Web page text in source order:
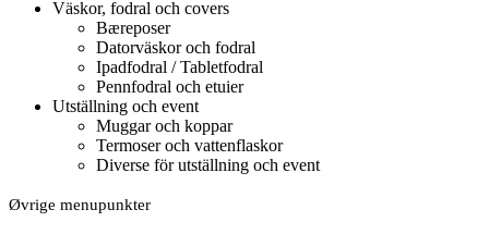
Väskor, fodral och covers
Bæreposer
Datorväskor och fodral
Ipadfodral / Tabletfodral
Pennfodral och etuier
Utställning och event
Muggar och koppar
Termoser och vattenflaskor
Diverse för utställning och event
Øvrige menupunkter